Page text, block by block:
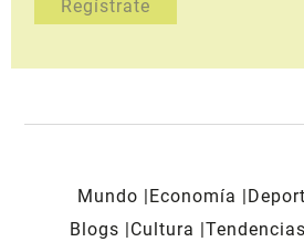
Mundo Economía
Blogs
Cultura Tendencias